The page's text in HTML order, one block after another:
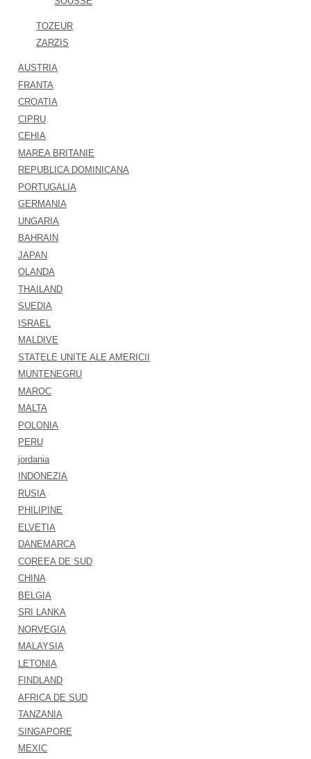
TOZEUR
ZARZIS
AUSTRIA
FRANTA
CROATIA
CIPRU
CEHIA
MAREA BRITANIE
REPUBLICA DOMINICANA
PORTUGALIA
GERMANIA
UNGARIA
BAHRAIN
JAPAN
OLANDA
THAILAND
SUEDIA
ISRAEL
MALDIVE
STATELE UNITE ALE AMERICII
MUNTENEGRU
MAROC
MALTA
POLONIA
PERU
jordania
INDONEZIA
RUSIA
PHILIPINE
ELVETIA
DANEMARCA
COREEA DE SUD
CHINA
BELGIA
SRI LANKA
NORVEGIA
MALAYSIA
LETONIA
FINDLAND
AFRICA DE SUD
TANZANIA
SINGAPORE
MEXIC